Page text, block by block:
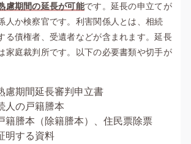
慮期間の延長が可能です。延長の申立てが
人か検察官です。利害関係人とは、相続
る債権者、受遺者などが含まれます。延長
家庭裁判所です。以下の必要書類や切手が
慮期間延長審判申立書
人の戸籍謄本
籍謄本（除籍謄本）、住民票除票
明する資料